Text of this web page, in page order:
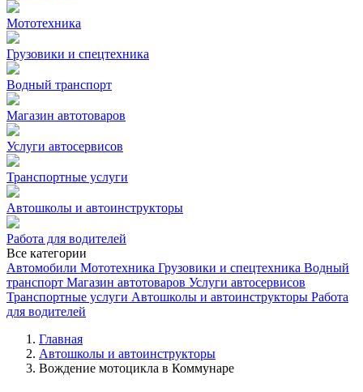
Мототехника
Грузовики и спецтехника
Водный транспорт
Магазин автотоваров
Услуги автосервисов
Транспортные услуги
Автошколы и автоинструкторы
Работа для водителей
Все категории
Автомобили Мототехника Грузовики и спецтехника Водный
транспорт Магазин автотоваров Услуги автосервисов
Транспортные услуги Автошколы и автоинструкторы Работа
для водителей
Главная
Автошколы и автоинструкторы
Вождение мотоцикла в Коммунаре